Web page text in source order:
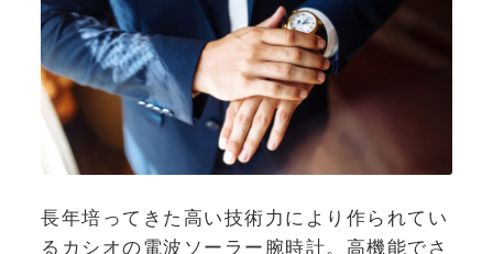
長年培ってきた高い技術力により作られてい
るカシオの電波ソーラー腕時計。高機能でさ